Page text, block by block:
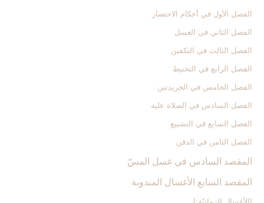
الفصل الأول في أحكام الاحتضار
الفصل الثاني في الغسل
الفصل الثالث في التكفين
الفصل الرابع‏ في التحنيط
الفصل الخامس في الجريدتين
الفصل السادس في الصلاة عليه
الفصل السابع في التشييع
الفصل الثامن في الدفن
المقصد السادس في غسل المسّ‏
المقصد السابع الأغسال المندوبة